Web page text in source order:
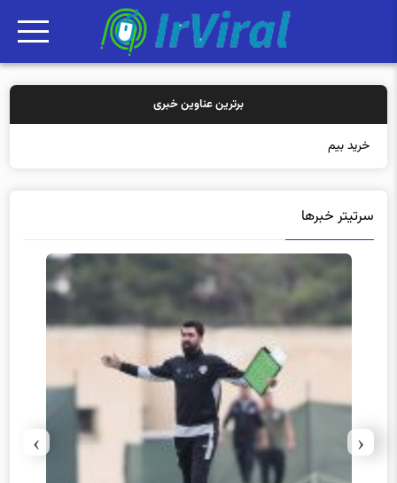
برترین عناوین خبری
خرید بیمه: سنتی یا
سرتیتر خبرها
‹
›